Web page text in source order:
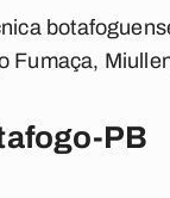
Fumaça,
PB